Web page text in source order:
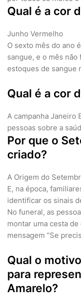
Qual é a cor
Junho Vermelho
O sexto mês do ano
sangue, e o mês
estoques de sangue
Qual é a cor
A campanha Janeiro
pessoas sobre a
Por que o
criado?
A Origem do
E, na época,
identificar os sinais
No funeral, as
montar uma cesta
mensagem “Se
Qual o
para
Amarelo?